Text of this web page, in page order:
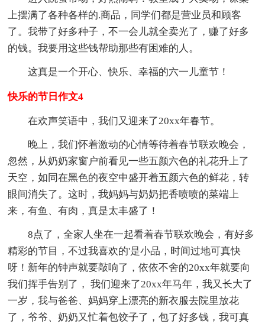
上摆满了各种各样的.商品，同学们都是营业员和顾客
了。我带了好多种子，不一会儿就全卖光了，赚了好多
的钱。我要用这些钱帮助那些有困难的人。
这真是一个开心、快乐、幸福的六一儿童节！
快乐的节日作文4
在欢声笑语中，我们又迎来了20xx年春节。
晚上，我们怀着激动的心情等待着春节联欢晚会，
忽然，从奶奶家窗户前看见一些五颜六色的礼花升上了
天空，如同在黑色的夜空中盛开着五颜六色的鲜花，转
眼间消失了。这时，我妈妈与奶奶把香喷喷的菜端上
来，有鱼、有肉，真是太丰盛了！
8点了，全家人坐在一起看着春节联欢晚会，有好多
精彩的节目，不过我喜欢的'是小品，时间过地可真快
呀！新年的钟声就要敲响了，依依不舍的20xx年就要向
我们挥手告别了， 我们迎来了20xx年马年，我又长大了
一岁，我与爸爸、妈妈穿上漂亮的新衣服去院里放花
了，爷爷、奶奶又忙着包饺子了，包了好多钱，我可真